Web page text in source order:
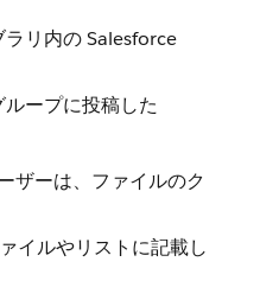
リ内の Salesforce
ープに投稿した
ザーは、ファイルのク
イルやリストに記載し